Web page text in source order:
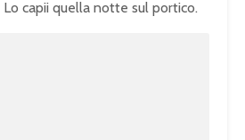
capii quella notte sul portico.